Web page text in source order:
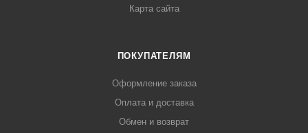
Карта сайта
ПОКУПАТЕЛЯМ
Оформление заказа
Оплата и доставка
Обмен и возврат